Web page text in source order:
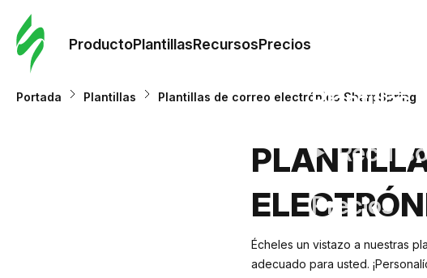
ProductoPlantillasRecursosPrecios
Plantillas
Precios
Portada Plantillas Plantillas de correo electrónico SharpSpring
Écheles un vistazo a nuestras
adecuado para usted.